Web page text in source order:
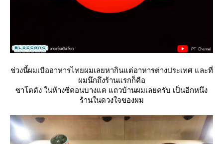
ช่วงนี้ผมเบืออาหารไทยผมเลยหากินแต่อาหารต่างประเทศ และที่
ผมนึกถึงร้านแรกก็คือ
ซาโตดัง ในห้างซีคอนบางแค แถวบ้านผมเลยครับ เป็นอีกหนึง
ร้านในดวงใจของผม